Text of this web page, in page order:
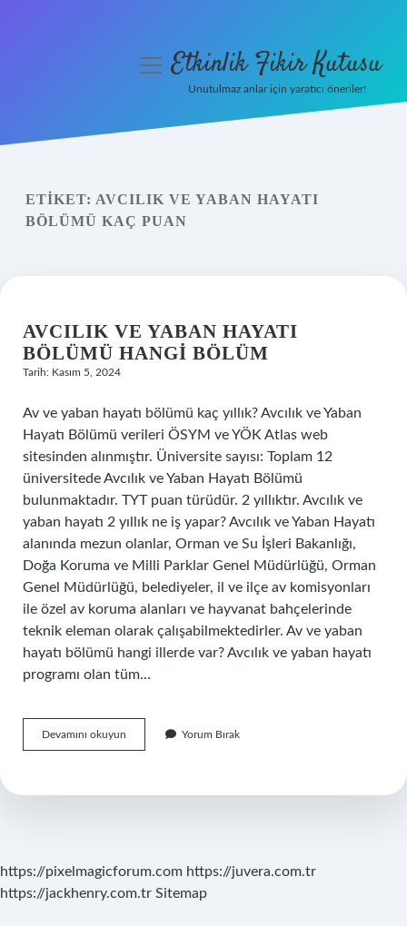
Yasal Uyarı
menüyüEtkinlik Fikir Kutusu
Unutulmaz anlar için yaratıcı öneriler!
ETIKET: AVCILIK VE YABAN HAYATI
BÖLÜMÜ KAÇ PUAN
AVCILIK VE YABAN HAYATI
BÖLÜMÜ HANGI BÖLÜM
Tarih: Kasım 5, 2024
Av ve yaban hayatı bölümü kaç yıllık? Avcılık ve Yaban
Hayatı Bölümü verileri ÖSYM ve YÖK Atlas web
sitesinden alınmıştır. Üniversite sayısı: Toplam 12
üniversitede Avcılık ve Yaban Hayatı Bölümü
bulunmaktadır. TYT puan türüdür. 2 yıllıktır. Avcılık ve
yaban hayatı 2 yıllık ne iş yapar? Avcılık ve Yaban Hayatı
alanında mezun olanlar, Orman ve Su İşleri Bakanlığı,
Doğa Koruma ve Milli Parklar Genel Müdürlüğü, Orman
Genel Müdürlüğü, belediyeler, il ve ilçe av komisyonları
ile özel av koruma alanları ve hayvanat bahçelerinde
teknik eleman olarak çalışabilmektedirler. Av ve yaban
hayatı bölümü hangi illerde var? Avcılık ve yaban hayatı
programı olan tüm…
Devamını okuyun
Ve
Bölümü
Yorum Bırak
https://pixelmagicforum.com https://juvera.com.tr
https://jackhenry.com.tr Sitemap